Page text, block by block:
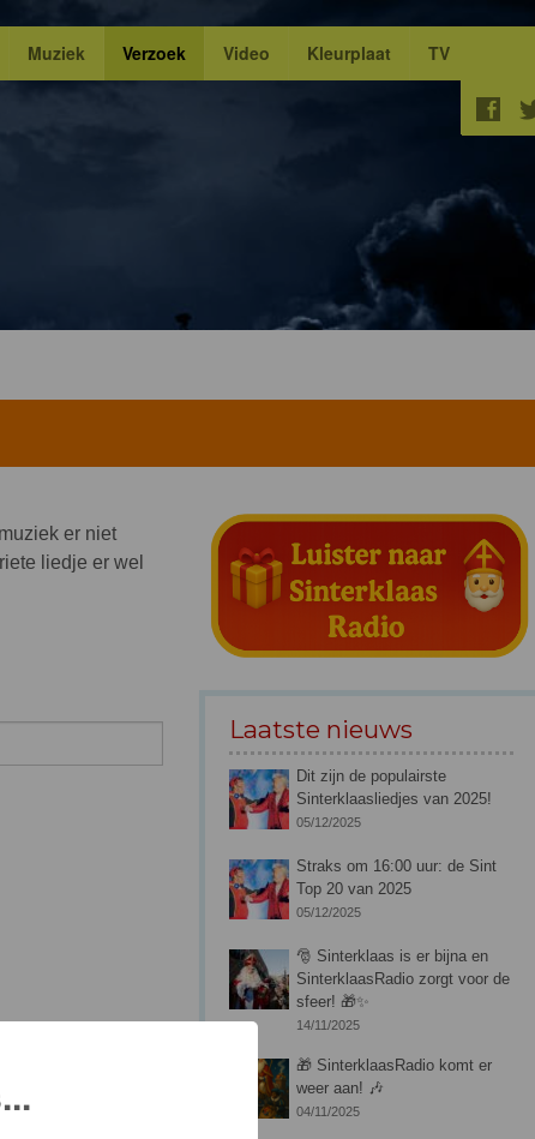
Muziek Verzoek Video Kleurplaat TV
er niet
liedje er wel
Laatste nieuws
Dit zijn de populairste
Sinterklaasliedjes van 2025!
05/12/2025
Straks om 16:00 uur: de Sint
Top 20 van 2025
05/12/2025
🎅 Sinterklaas is er bijna en
SinterklaasRadio zorgt voor de
sfeer! 🎁✨
14/11/2025
🎁 SinterklaasRadio komt er
weer aan! 🎶
04/11/2025